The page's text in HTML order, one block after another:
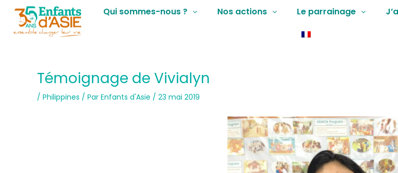
Qui sommes-nous ? Nos actions Le parrainage
Témoignage de Vivialyn
/ Philippines / Par Enfants d'Asie / 23 mai 2019